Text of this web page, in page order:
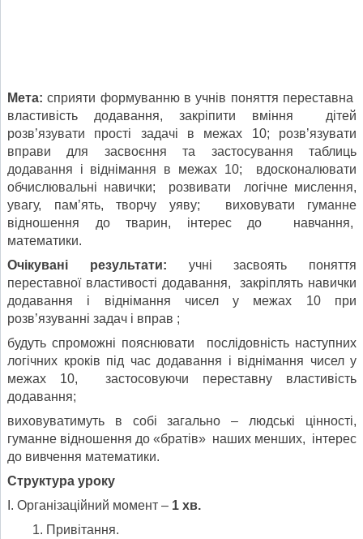
Мета:сприяти формуванню в учнів поняття переставна
властивість додавання, закріпити вміння дітей
розв’язувати прості задачі в межах 10; розв’язувати
вправи для засвоєння та застосування таблиць
додавання і віднімання в межах 10; вдосконалювати
обчислювальні навички; розвивати логічне мислення,
увагу, пам’ять, творчу уяву; виховувати гуманне
відношення до тварин, інтерес до навчання,
математики.
Очікувані результати: учні засвоять поняття
переставної властивості додавання, закріплять навички
додавання і віднімання чисел у межах 10 при
розв’язуванні задач і вправ ;
будуть спроможні пояснювати послідовність наступних
логічних кроків під час додавання і віднімання чисел у
межах 10, застосовуючи переставну властивість
додавання;
виховуватимуть в собі загально – людські цінності,
гуманне відношення до «братів» наших менших, інтерес
до вивчення математики.
Структура уроку
І. Організаційний момент – 1 хв.
Привітання.